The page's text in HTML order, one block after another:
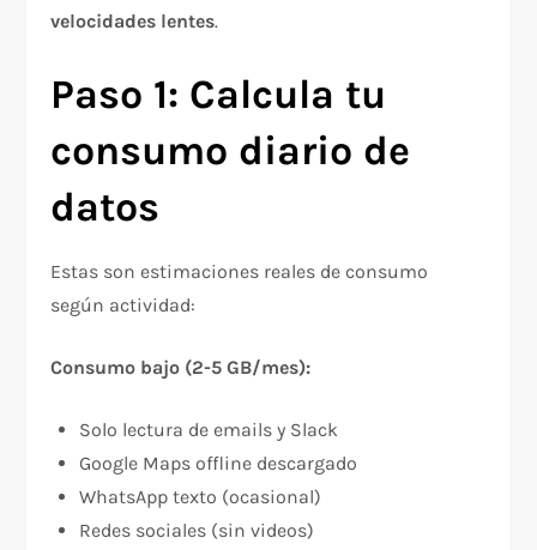
velocidades lentes.​
Paso 1: Calcula tu
consumo diario de
datos
Estas son estimaciones reales de consumo
según actividad:​
Consumo bajo (2-5 GB/mes):
Solo lectura de emails y Slack
Google Maps offline descargado
WhatsApp texto (ocasional)
Redes sociales (sin videos)